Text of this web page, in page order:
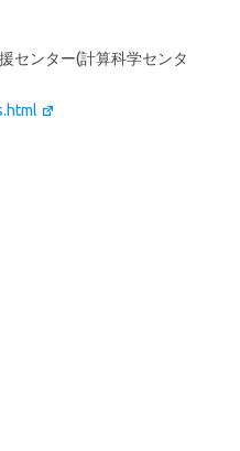
センター(計算科学センタ